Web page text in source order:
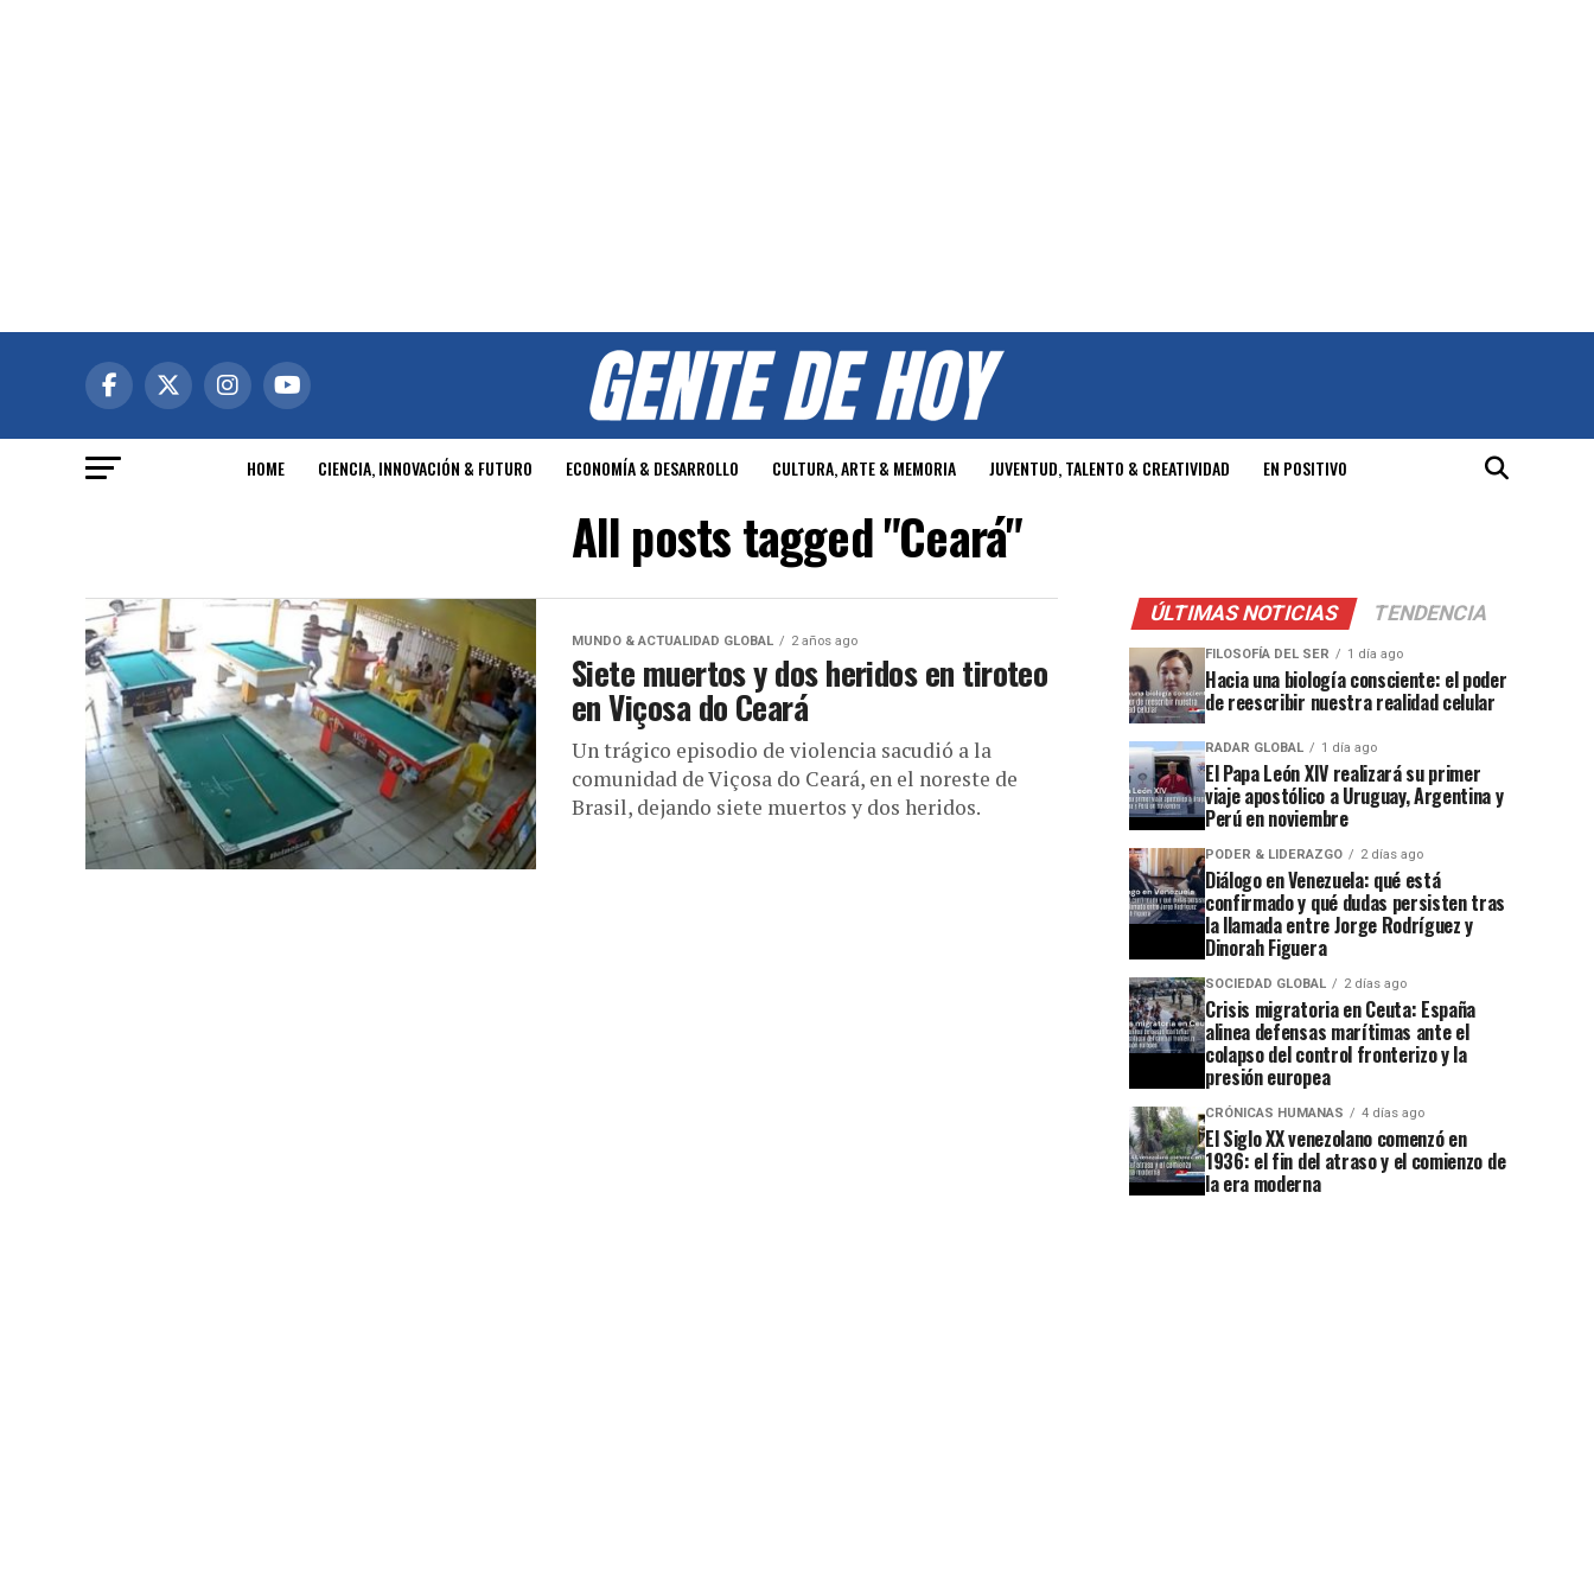
HOME CIENCIA, INNOVACIÓN & FUTURO ECONOMÍA & DESARROLLO CULTURA, ARTE & MEMORIA JUVENTUD, TALENTO & CREATIVIDAD EN POSITIVO
All posts tagged "Ceará"
MUNDO & ACTUALIDAD GLOBAL 2 años ago
Siete muertos y dos heridos en tiroteo
en Viçosa do Ceará
Un trágico episodio de violencia sacudió a la
comunidad de Viçosa do Ceará, en el noreste de
Brasil, dejando siete muertos y dos heridos.
ÚLTIMAS NOTICIAS TENDENCIA
FILOSOFÍA DEL SER 1 día ago
Hacia una biología consciente: el poder
de reescribir nuestra realidad celular
RADAR GLOBAL 1 día ago
El Papa León XIV realizará su primer
viaje apostólico a Uruguay, Argentina y
Perú en noviembre
PODER & LIDERAZGO 2 días ago
Diálogo en Venezuela: qué está
confirmado y qué dudas persisten tras
la llamada entre Jorge Rodríguez y
Dinorah Figuera
SOCIEDAD GLOBAL 2 días ago
Crisis migratoria en Ceuta: España
alinea defensas marítimas ante el
colapso del control fronterizo y la
presión europea
CRÓNICAS HUMANAS 4 días ago
El Siglo XX venezolano comenzó en
1936: el fin del atraso y el comienzo de
la era moderna